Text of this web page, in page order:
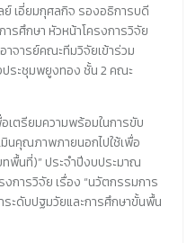
เอี่ยมกุศลกิจ รองอธิการบดี
รศึกษา หัวหน้าโครงการวิจัย
าจารย์คณะทีมวิจัยเข้าร่วม
ระชุมพยูงทอง ชั้น 2 คณะ
เตรียมความพร้อมในการขับ
มินคุณภาพภายนอกไปใช้เพื่อ
นที่)” ประจำปีงบประมาณ
การวิจัย เรื่อง “นวัตกรรมการ
ะดับปฐมวัยและการศึกษาขั้นพื้น